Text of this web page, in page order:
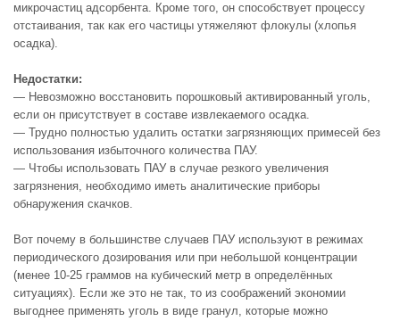
микрочастиц адсорбента. Кроме того, он способствует процессу
отстаивания, так как его частицы утяжеляют флокулы (хлопья
осадка).
Недостатки:
— Невозможно восстановить порошковый активированный уголь,
если он присутствует в составе извлекаемого осадка.
— Трудно полностью удалить остатки загрязняющих примесей без
использования избыточного количества ПАУ.
— Чтобы использовать ПАУ в случае резкого увеличения
загрязнения, необходимо иметь аналитические приборы
обнаружения скачков.
Вот почему в большинстве случаев ПАУ используют в режимах
периодического дозирования или при небольшой концентрации
(менее 10-25 граммов на кубический метр в определённых
ситуациях). Если же это не так, то из соображений экономии
выгоднее применять уголь в виде гранул, которые можно